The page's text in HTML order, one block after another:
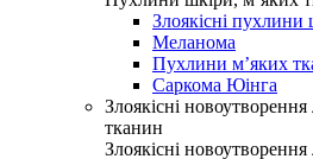
Злоякісні
Меланома
Пухлини м’яких
Саркома Юінга
Злоякісні новоутворення
тканин
Злоякісні новоутворення